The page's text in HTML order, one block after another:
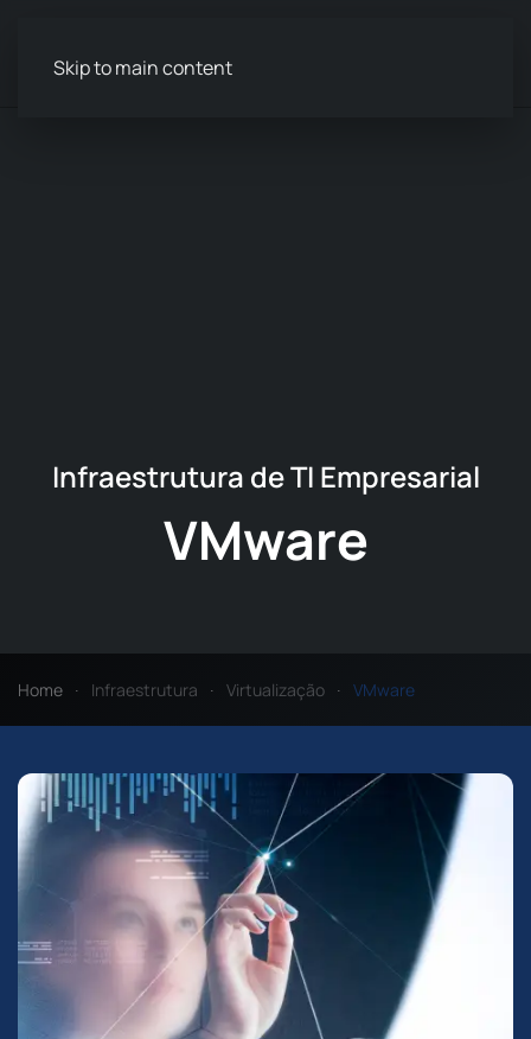
Skip to main content
Infraestrutura de TI Empresarial
VMware
Home Infraestrutura Virtualização VMware